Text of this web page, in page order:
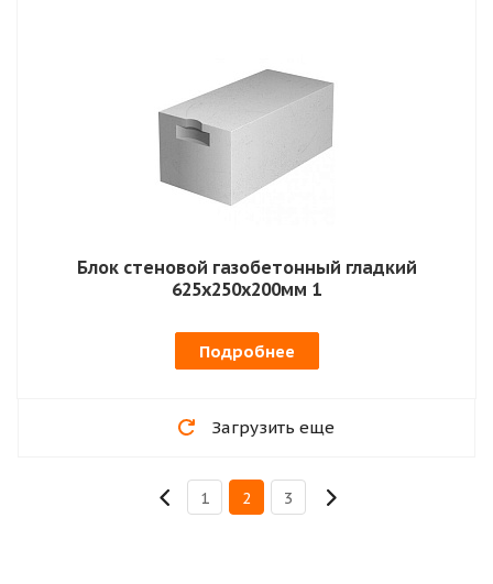
Блок стеновой газобетонный гладкий
625х250х200мм 1
Подробнее
Загрузить еще
1 2 3